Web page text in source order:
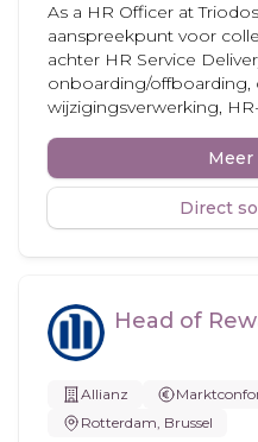
As a HR Officer at
aanspreekpunt voor
achter HR Service
onboarding/offboarding,
wijzigingsverwerking,
Meer
Direct
Head of
Allianz
Rotterdam, Brussel